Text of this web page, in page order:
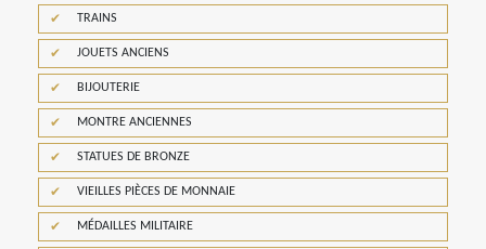
TRAINS
JOUETS ANCIENS
BIJOUTERIE
MONTRE ANCIENNES
STATUES DE BRONZE
VIEILLES PIÈCES DE MONNAIE
MÉDAILLES MILITAIRE